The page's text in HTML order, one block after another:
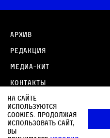
Архив
Редакция
Медиа-кит
Контакты
Политика в отношении
данных
Политика обработки
На сайте
используются
cookies. Продолжая
использовать сайт,
вы